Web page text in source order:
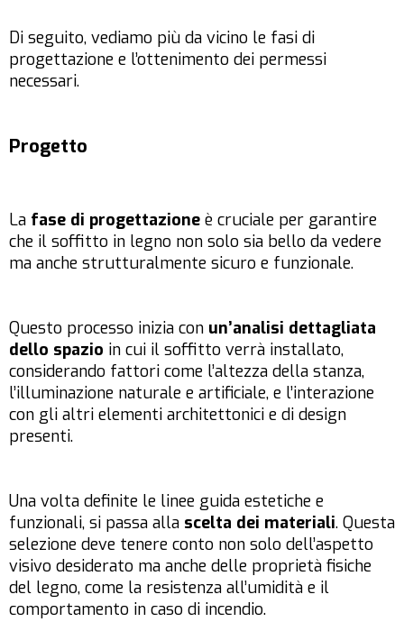
Di seguito, vediamo più da vicino le fasi di
progettazione e l’ottenimento dei permessi
necessari.
Progetto
La fase di progettazione è cruciale per garantire
che il soffitto in legno non solo sia bello da vedere
ma anche strutturalmente sicuro e funzionale.
Questo processo inizia con un’analisi dettagliata
dello spazio in cui il soffitto verrà installato,
considerando fattori come l’altezza della stanza,
l’illuminazione naturale e artificiale, e l’interazione
con gli altri elementi architettonici e di design
presenti.
Una volta definite le linee guida estetiche e
funzionali, si passa alla scelta dei materiali. Questa
selezione deve tenere conto non solo dell’aspetto
visivo desiderato ma anche delle proprietà fisiche
del legno, come la resistenza all’umidità e il
comportamento in caso di incendio.